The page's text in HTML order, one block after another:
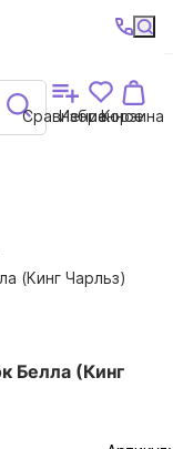
График
работы
Сравнение
Избранное
Корзина
(Кинг Чарльз)
Белла (Кинг